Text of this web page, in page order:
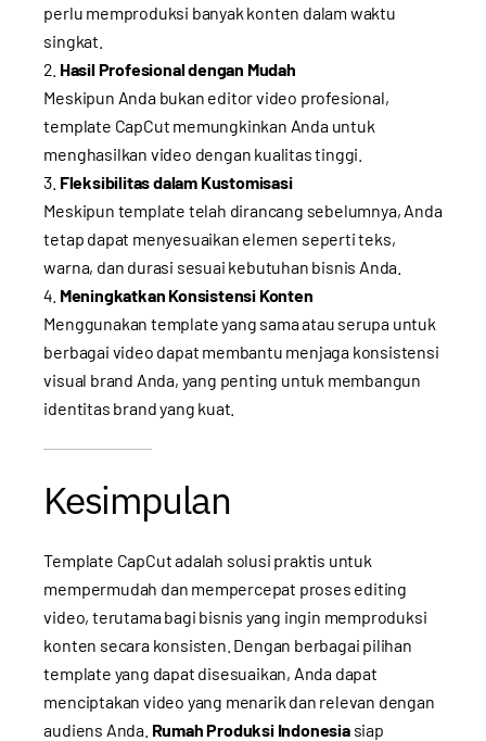
perlu memproduksi banyak konten dalam waktu
singkat.
Hasil Profesional dengan Mudah
Meskipun Anda bukan editor video profesional,
template CapCut memungkinkan Anda untuk
menghasilkan video dengan kualitas tinggi.
Fleksibilitas dalam Kustomisasi
Meskipun template telah dirancang sebelumnya, Anda
tetap dapat menyesuaikan elemen seperti teks,
warna, dan durasi sesuai kebutuhan bisnis Anda.
Meningkatkan Konsistensi Konten
Menggunakan template yang sama atau serupa untuk
berbagai video dapat membantu menjaga konsistensi
visual brand Anda, yang penting untuk membangun
identitas brand yang kuat.
Kesimpulan
Template CapCut adalah solusi praktis untuk
mempermudah dan mempercepat proses editing
video, terutama bagi bisnis yang ingin memproduksi
konten secara konsisten. Dengan berbagai pilihan
template yang dapat disesuaikan, Anda dapat
menciptakan video yang menarik dan relevan dengan
audiens Anda. Rumah Produksi Indonesiasiap